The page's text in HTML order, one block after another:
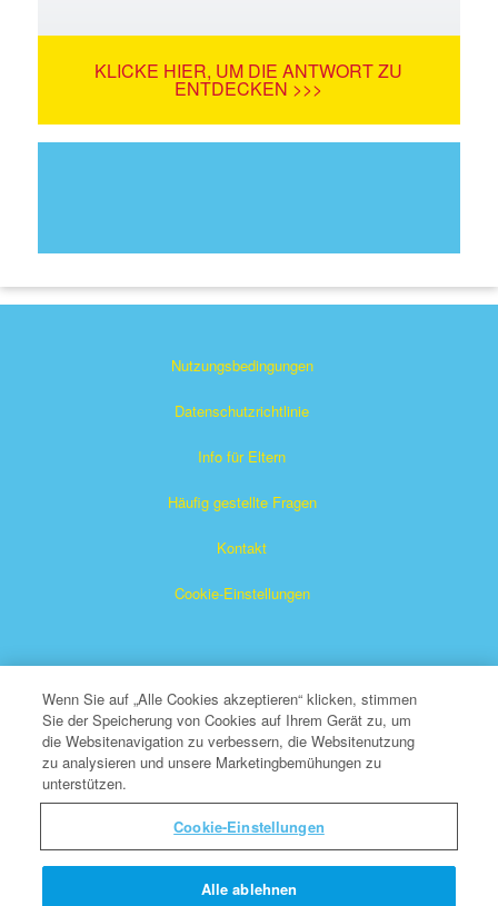
KLICKE HIER, UM DIE ANTWORT ZU
ENTDECKEN >>>
Nutzungsbedingungen
Datenschutzrichtlinie
Info für Eltern
Häufig gestellte Fragen
Kontakt
Cookie-Einstellungen
Das Superbuch ist ein eingetragenes Warenzeichen von The
Christian Broadcasting Network, Inc. Eine gemeinnützige 501
Alle Rechte vorbehalten.
Über CBN
Wenn Sie auf „Alle Cookies akzeptieren“ klicken, stimmen
Sie der Speicherung von Cookies auf Ihrem Gerät zu, um
die Websitenavigation zu verbessern, die Websitenutzung
zu analysieren und unsere Marketingbemühungen zu
unterstützen.
Cookie-Einstellungen
Alle ablehnen